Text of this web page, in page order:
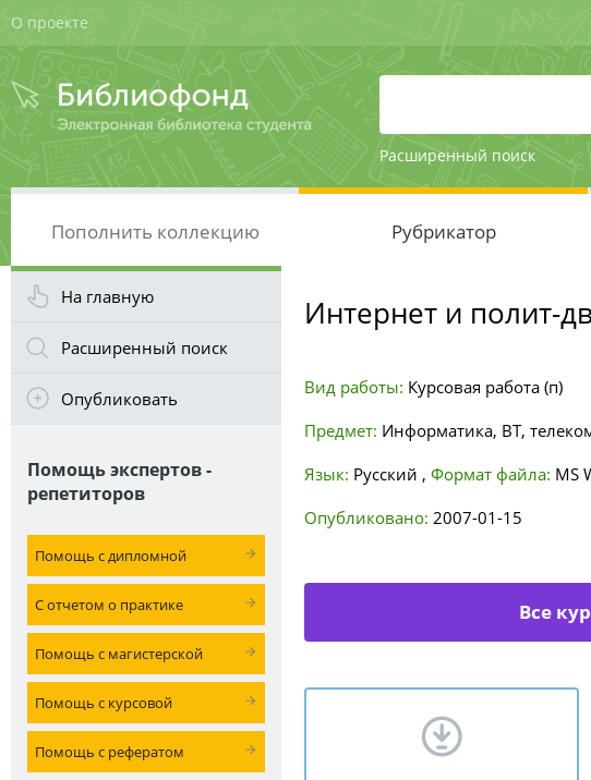
О проекте
Расширенный поиск
Пополнить коллекцию Рубрикатор
На главную
Расширенный поиск
Опубликовать
Помощь экспертов -
репетиторов
Помощь с дипломной
С отчетом о практике
Помощь с магистерской
Помощь с курсовой
Помощь с рефератом
Интернет и полит-
Вид работы: Курсовая работа (п)
Предмет: Информатика, ВТ,
Язык: Русский , Формат файла: MS
Опубликовано: 2007-01-15
Все